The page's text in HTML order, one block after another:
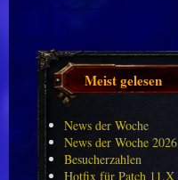
Meist gelesen
News der Woche
News der Woche 2026
Besucherzahlen
Hotfix für Patch 11.X